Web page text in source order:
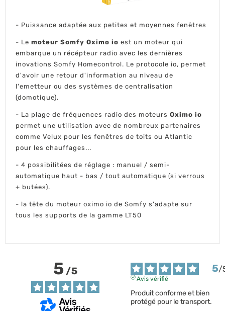
- Puissance adaptée aux petites et moyennes fenêtres
- Le moteur Somfy Oximo io est un moteur qui
embarque un récépteur radio avec les dernières
inovations Somfy Homecontrol. Le protocole io, permet
d'avoir une retour d'information au niveau de
l'emetteur ou des systèmes de centralisation
(domotique).
- La plage de fréquences radio des moteurs Oximo io
permet une utilisation avec de nombreux partenaires
comme Velux pour les fenêtres de toits ou Atlantic
pour les chauffages...
- 4 possibilitées de réglage : manuel / semi-
automatique haut - bas / tout automatique (si verrous
+ butées).
- la tête du moteur oximo io de Somfy s'adapte sur
tous les supports de la gamme LT50
5/5 5/
Avis vérifié
Produit conforme et bien
protégé pour le transport.